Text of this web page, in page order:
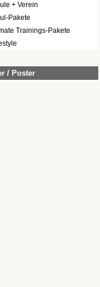
+ Verein
Pakete
Trainings-Pakete
/ Poster